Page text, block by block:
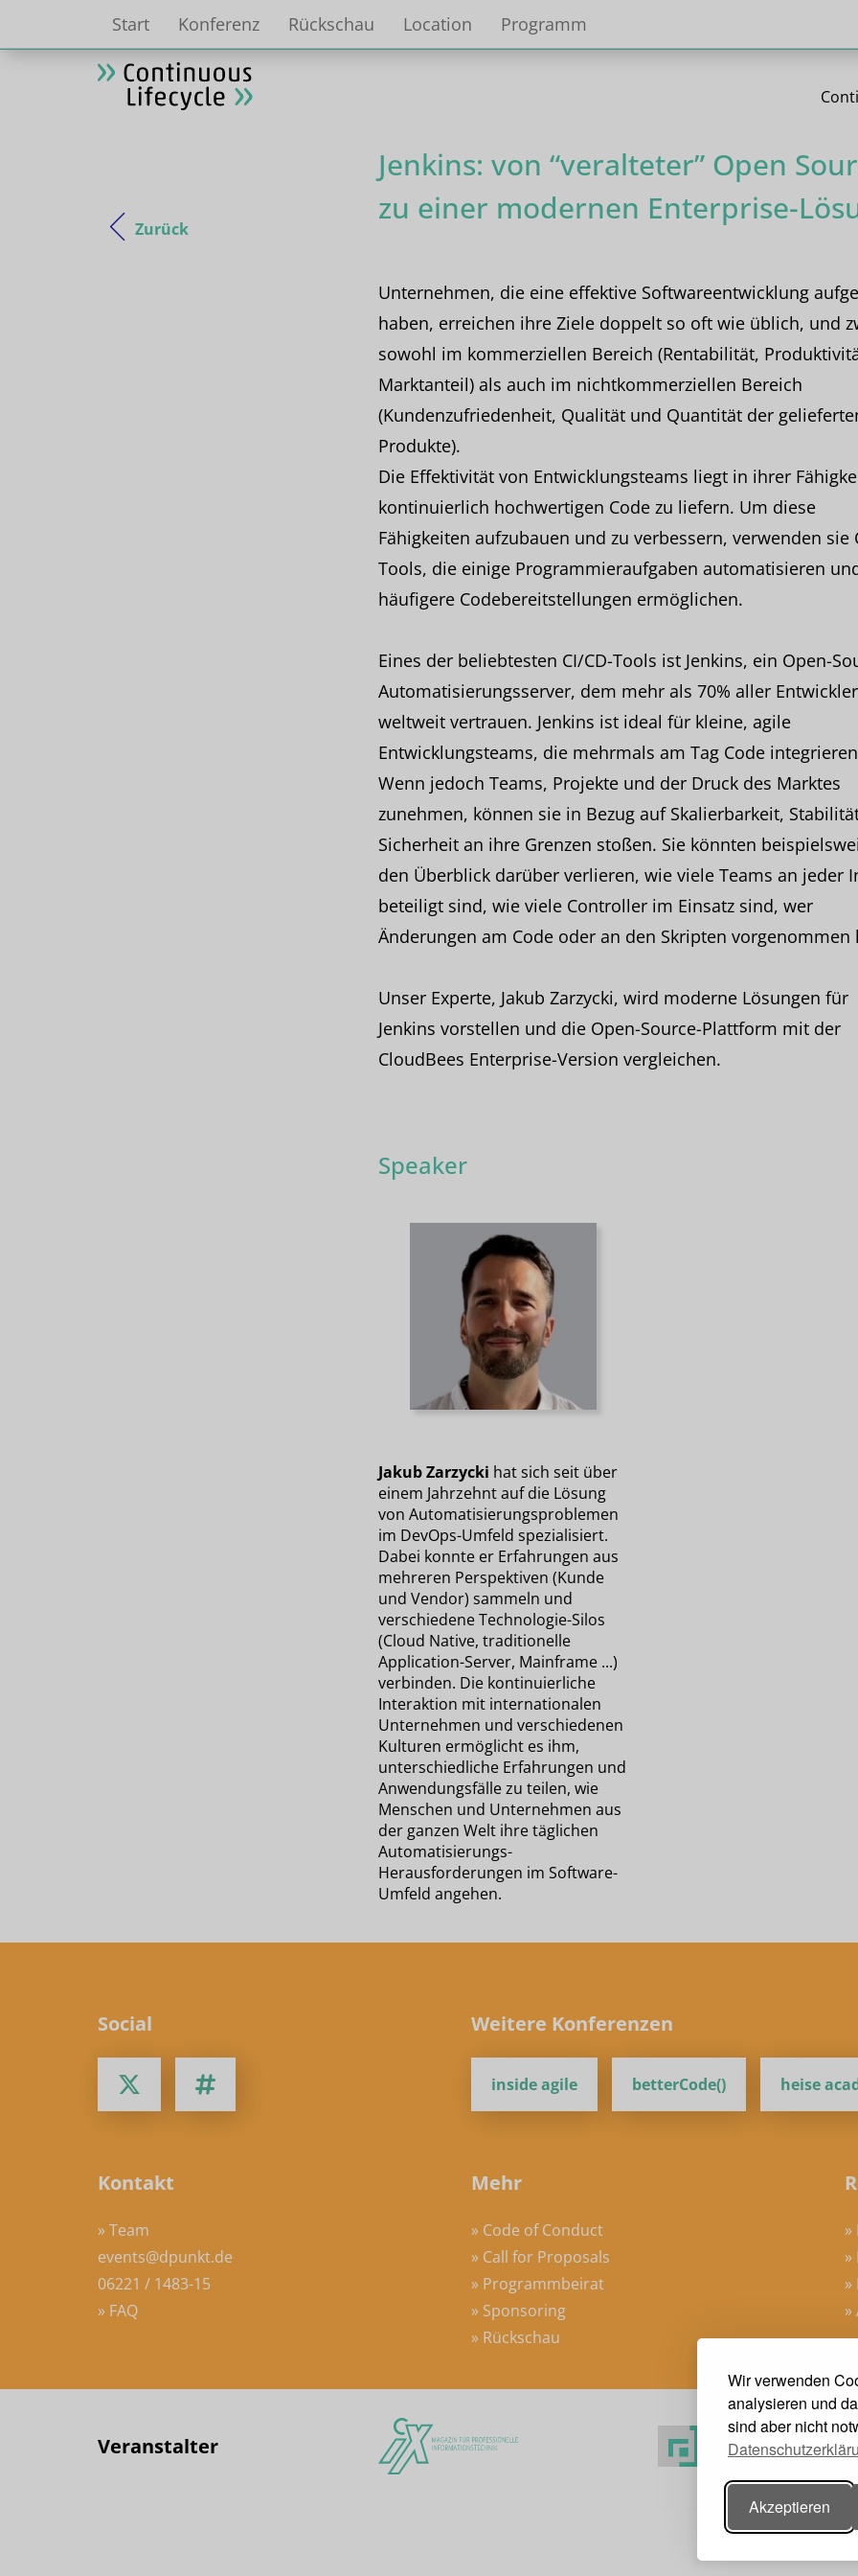
Wir verwenden
analysieren und
sind aber nicht
Akzeptieren
Start Konferenz Rückschau Location Programm
Zurück
Jenkins: von “veralteter” Open
zu einer modernen Enterprise-
Unternehmen, die eine effektive Softwareentwicklung
haben, erreichen ihre Ziele doppelt so oft wie üblich, und
sowohl im kommerziellen Bereich (Rentabilität,
Marktanteil) als auch im nichtkommerziellen Bereich
(Kundenzufriedenheit, Qualität und Quantität der
Produkte).
Die Effektivität von Entwicklungsteams liegt in ihrer
kontinuierlich hochwertigen Code zu liefern. Um diese
Fähigkeiten aufzubauen und zu verbessern, verwenden sie
Tools, die einige Programmieraufgaben automatisieren
häufigere Codebereitstellungen ermöglichen.
Eines der beliebtesten CI/CD-Tools ist Jenkins, ein Open-
Automatisierungsserver, dem mehr als 70% aller Entwickler
weltweit vertrauen. Jenkins ist ideal für kleine, agile
Entwicklungsteams, die mehrmals am Tag Code
Wenn jedoch Teams, Projekte und der Druck des Marktes
zunehmen, können sie in Bezug auf Skalierbarkeit,
Sicherheit an ihre Grenzen stoßen. Sie könnten
den Überblick darüber verlieren, wie viele Teams an jeder
beteiligt sind, wie viele Controller im Einsatz sind, wer
Änderungen am Code oder an den Skripten vorgenommen
Unser Experte, Jakub Zarzycki, wird moderne Lösungen für
Jenkins vorstellen und die Open-Source-Plattform mit der
CloudBees Enterprise-Version vergleichen.
Speaker
Jakub Zarzycki hat sich seit über
einem Jahrzehnt auf die Lösung
von Automatisierungsproblemen
im DevOps-Umfeld spezialisiert.
Dabei konnte er Erfahrungen aus
mehreren Perspektiven (Kunde
und Vendor) sammeln und
verschiedene Technologie-Silos
(Cloud Native, traditionelle
Application-Server, Mainframe ...)
verbinden. Die kontinuierliche
Interaktion mit internationalen
Unternehmen und verschiedenen
Kulturen ermöglicht es ihm,
unterschiedliche Erfahrungen und
Anwendungsfälle zu teilen, wie
Menschen und Unternehmen aus
der ganzen Welt ihre täglichen
Automatisierungs-
Herausforderungen im Software-
Umfeld angehen.
Social Weitere Konferenzen
inside agile betterCode() heise
Kontakt
» Team
events@dpunkt.de
06221 / 1483-15
» FAQ
Mehr
» Code of Conduct
» Call for Proposals
» Programmbeirat
» Sponsoring
» Rückschau
»
»
»
Veranstalter